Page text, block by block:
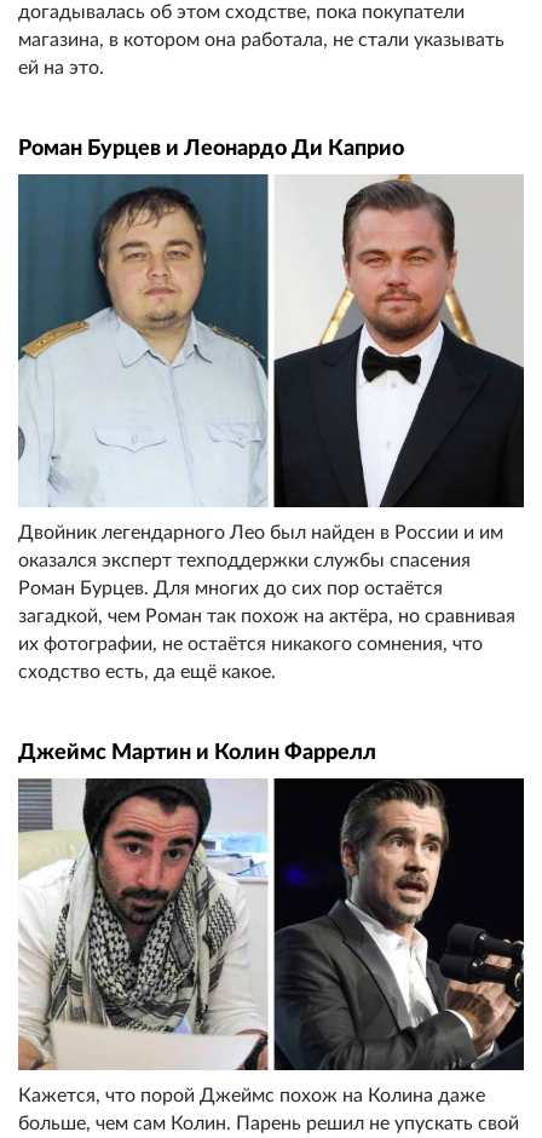
догадывалась об этом сходстве, пока покупатели
магазина, в котором она работала, не стали указывать
ей на это.
Роман Бурцев и Леонардо Ди Каприо
Двойник легендарного Лео был найден в России и им
оказался эксперт техподдержки службы спасения
Роман Бурцев. Для многих до сих пор остаётся
загадкой, чем Роман так похож на актёра, но сравнивая
их фотографии, не остаётся никакого сомнения, что
сходство есть, да ещё какое.
Джеймс Мартин и Колин Фаррелл
Кажется, что порой Джеймс похож на Колина даже
больше, чем сам Колин. Парень решил не упускать свой